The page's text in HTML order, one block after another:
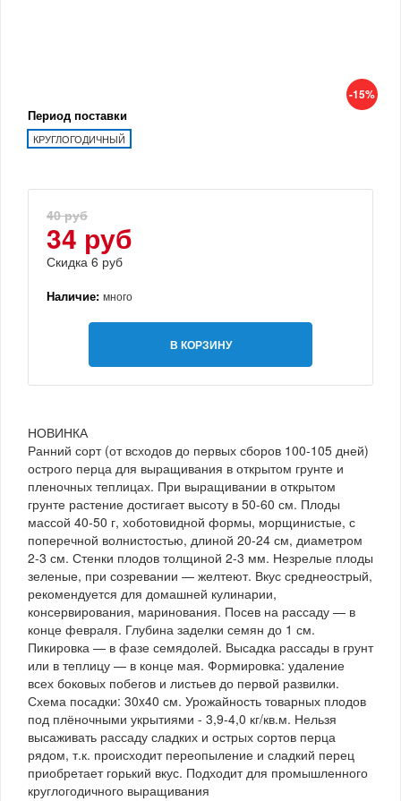
-15%
Период поставки
КРУГЛОГОДИЧНЫЙ
40 руб
34 руб
Скидка 6 руб
Наличие: много
В КОРЗИНУ
НОВИНКА
Ранний сорт (от всходов до первых сборов 100-105 дней)
острого перца для выращивания в открытом грунте и
пленочных теплицах. При выращивании в открытом
грунте растение достигает высоту в 50-60 см. Плоды
массой 40-50 г, хоботовидной формы, морщинистые, с
поперечной волнистостью, длиной 20-24 см, диаметром
2-3 см. Стенки плодов толщиной 2-3 мм. Незрелые плоды
зеленые, при созревании — желтеют. Вкус среднеострый,
рекомендуется для домашней кулинарии,
консервирования, маринования. Посев на рассаду — в
конце февраля. Глубина заделки семян до 1 см.
Пикировка — в фазе семядолей. Высадка рассады в грунт
или в теплицу — в конце мая. Формировка: удаление
всех боковых побегов и листьев до первой развилки.
Схема посадки: 30x40 см. Урожайность товарных плодов
под плёночными укрытиями - 3,9-4,0 кг/кв.м. Нельзя
высаживать рассаду сладких и острых сортов перца
рядом, т.к. происходит переопыление и сладкий перец
приобретает горький вкус. Подходит для промышленного
круглогодичного выращивания